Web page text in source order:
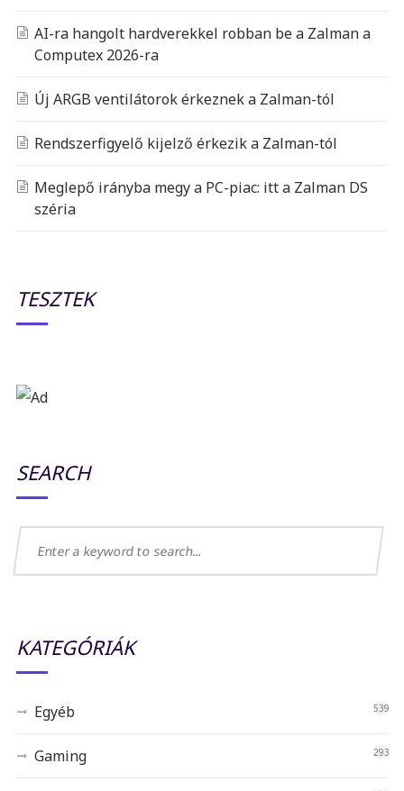
AI-ra hangolt hardverekkel robban be a Zalman a
Computex 2026-ra
Új ARGB ventilátorok érkeznek a Zalman-tól
Rendszerfigyelő kijelző érkezik a Zalman-tól
Meglepő irányba megy a PC-piac: itt a Zalman DS
széria
TESZTEK
SEARCH
KATEGÓRIÁK
Egyéb 539
Gaming 293